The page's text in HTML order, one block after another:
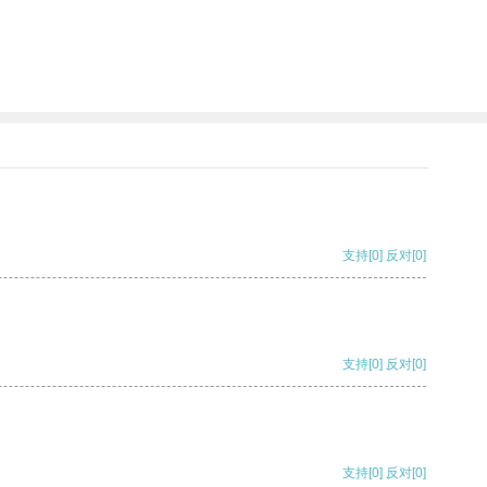
支持[0] 反对[0]
支持[0] 反对[0]
支持[0] 反对[0]